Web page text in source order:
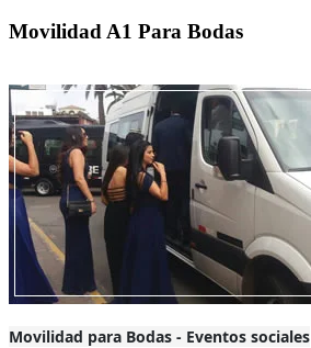
Movilidad A1 Para Bodas
Movilidad para Bodas - Eventos sociales